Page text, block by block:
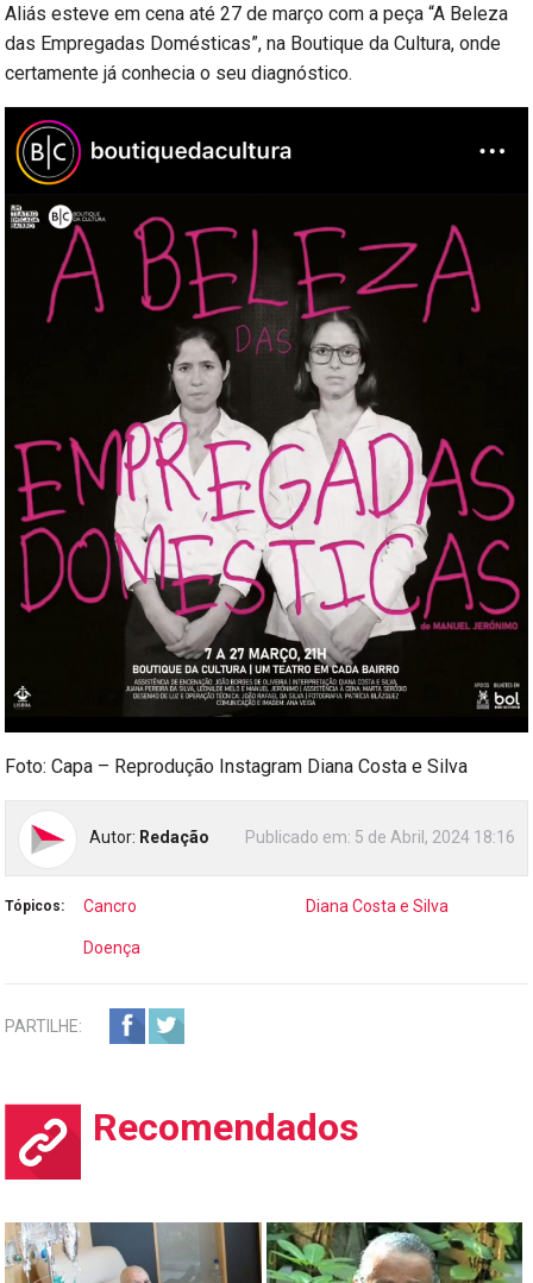
Aliás esteve em cena até 27 de março com a peça “A Beleza
das Empregadas Domésticas”, na Boutique da Cultura, onde
certamente já conhecia o seu diagnóstico.
Foto: Capa – Reprodução Instagram Diana Costa e Silva
Autor: Redação Publicado em: 5 de Abril, 2024 18:16
Tópicos: Cancro Diana Costa e Silva
Doença
PARTILHE:
Recomendados